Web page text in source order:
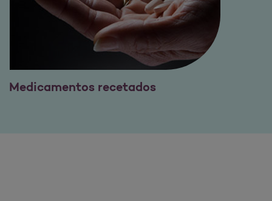
Medicamentos recetados